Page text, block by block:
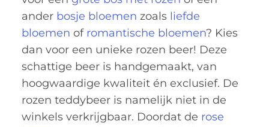
ander bosje bloemen zoals liefde
bloemen of romantische bloemen? Kies
dan voor een unieke rozen beer! Deze
schattige beer is handgemaakt, van
hoogwaardige kwaliteit én exclusief. De
rozen teddybeer is namelijk niet in de
winkels verkrijgbaar. Doordat de rose